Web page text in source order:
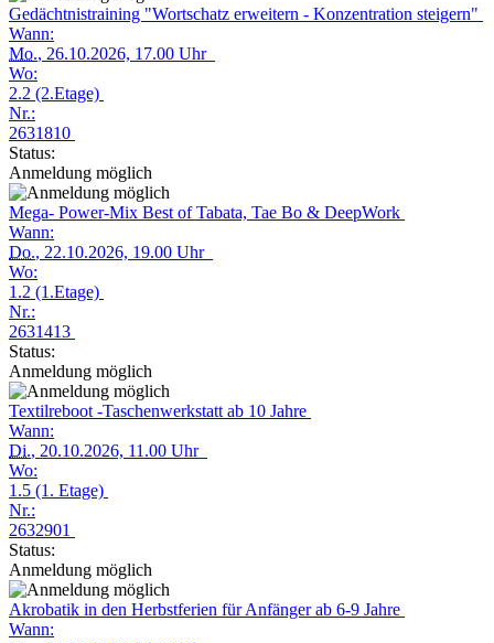
Gedächtnistraining "Wortschatz erweitern - Konzentration steigern"
Wann:
Mo., 26.10.2026, 17.00 Uhr
Wo:
2.2 (2.Etage)
Nr.:
2631810
Status:
Anmeldung möglich
Mega- Power-Mix Best of Tabata, Tae Bo & DeepWork
Wann:
Do., 22.10.2026, 19.00 Uhr
Wo:
1.2 (1.Etage)
Nr.:
2631413
Status:
Anmeldung möglich
Textilreboot -Taschenwerkstatt ab 10 Jahre
Wann:
Di., 20.10.2026, 11.00 Uhr
Wo:
1.5 (1. Etage)
Nr.:
2632901
Status:
Anmeldung möglich
Akrobatik in den Herbstferien für Anfänger ab 6-9 Jahre
Wann: